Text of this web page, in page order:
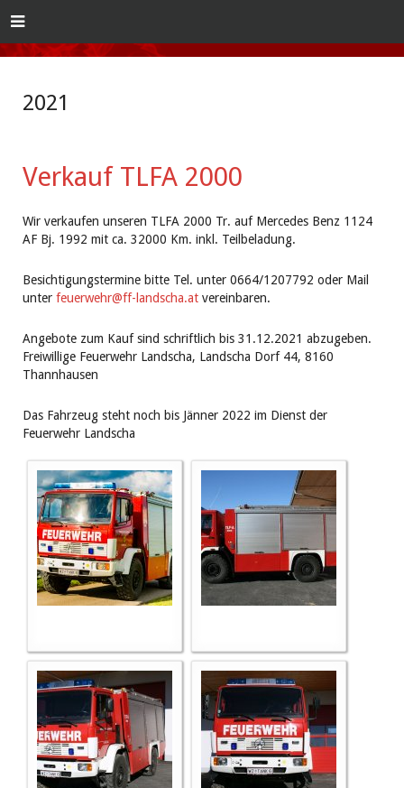
2021
Verkauf TLFA 2000
Wir verkaufen unseren TLFA 2000 Tr. auf Mercedes Benz 1124
AF Bj. 1992 mit ca. 32000 Km. inkl. Teilbeladung.
Besichtigungstermine bitte Tel. unter 0664/1207792 oder Mail
unter feuerwehr@ff-landscha.at vereinbaren.
Angebote zum Kauf sind schriftlich bis 31.12.2021 abzugeben.
Freiwillige Feuerwehr Landscha, Landscha Dorf 44, 8160
Thannhausen
Das Fahrzeug steht noch bis Jänner 2022 im Dienst der
Feuerwehr Landscha